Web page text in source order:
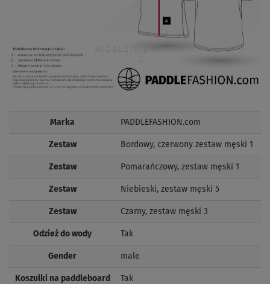
Marka PADDLEFASHION.com
Zestaw Bordowy, czerwony zestaw męski 1
Zestaw Pomarańczowy, zestaw męski 1
Zestaw Niebieski, zestaw męski 5
Zestaw Czarny, zestaw męski 3
Odzież do wody Tak
Gender male
Koszulki na paddleboard Tak